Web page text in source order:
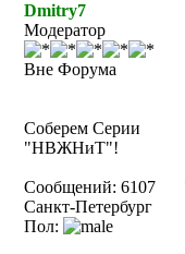
Dmitry7
Модератор
Вне Форума
Соберем Серии
"НВЖНиТ"!
Сообщений: 6107
Санкт-Петербург
Пол: